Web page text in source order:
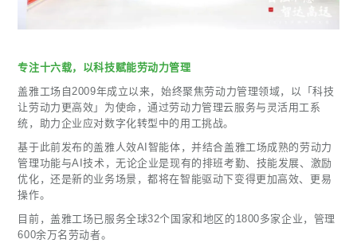
专注十六载，以科技赋能劳动力管理
盖雅工场自2009年成立以来，始终聚焦劳动力管理领域，以「科技
让劳动力更高效」为使命，通过劳动力管理云服务与灵活用工系
统，助力企业应对数字化转型中的用工挑战。
基于此前发布的盖雅人效AI智能体，并结合盖雅工场成熟的劳动力
管理功能与AI技术，无论企业是现有的排班考勤、技能发展、激励
优化，还是新的业务场景，都将在智能驱动下变得更加高效、更易
操作。
目前，盖雅工场已服务全球32个国家和地区的1800多家企业，管理
600余万名劳动者。